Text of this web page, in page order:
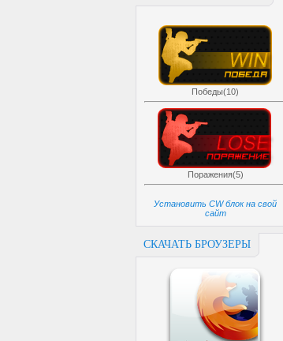
Победы(10)
Поражения(5)
Установить CW блок на свой
сайт
СКАЧАТЬ БРОУЗЕРЫ